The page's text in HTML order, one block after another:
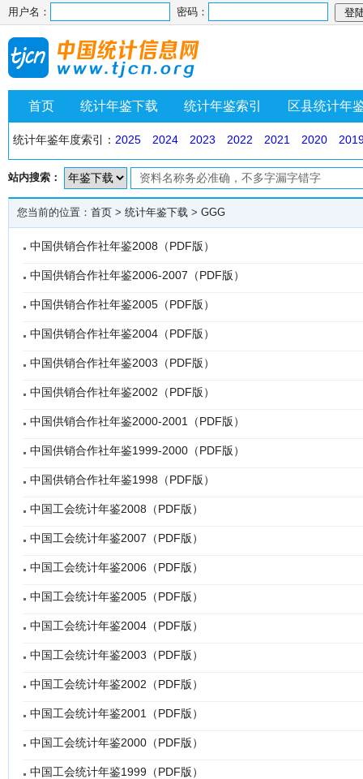
用户名： 密码：
首页 统计年鉴下载 统计年鉴索引 区县统计年
统计年鉴年度索引： 2025 2024 2023 2022 2021 2020
站内搜索：
您当前的位置： 首页 > 统计年鉴下载 > GGG
中国供销合作社年鉴2008（PDF版）
中国供销合作社年鉴2006-2007（PDF版）
中国供销合作社年鉴2005（PDF版）
中国供销合作社年鉴2004（PDF版）
中国供销合作社年鉴2003（PDF版）
中国供销合作社年鉴2002（PDF版）
中国供销合作社年鉴2000-2001（PDF版）
中国供销合作社年鉴1999-2000（PDF版）
中国供销合作社年鉴1998（PDF版）
中国工会统计年鉴2008（PDF版）
中国工会统计年鉴2007（PDF版）
中国工会统计年鉴2006（PDF版）
中国工会统计年鉴2005（PDF版）
中国工会统计年鉴2004（PDF版）
中国工会统计年鉴2003（PDF版）
中国工会统计年鉴2002（PDF版）
中国工会统计年鉴2001（PDF版）
中国工会统计年鉴2000（PDF版）
中国工会统计年鉴1999（PDF版）